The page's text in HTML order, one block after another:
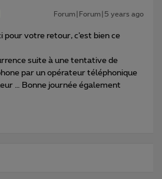
Forum|Forum|5 years ago
pour votre retour, c’est bien ce
suite à une tentative de
par un opérateur téléphonique
… Bonne journée également